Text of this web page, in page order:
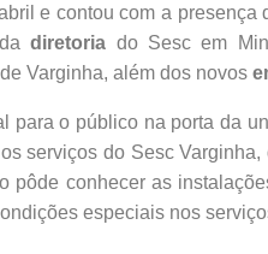
e contou com a presença
dadiretoria do Sesc em
Varginha, além dos novos
para o público na porta da
serviços do Sesc
pôde conhecer as
especiais nos